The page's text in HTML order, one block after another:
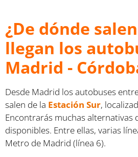
¿De dónde
llegan los
Madrid -
Desde Madrid los autobuses
salen de la Estación Sur,
Encontrarás muchas alternativas
disponibles. Entre ellas, varias
Metro de Madrid (línea 6).